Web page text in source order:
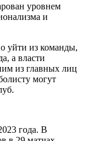
уровнем
и
уйти из команды,
а власти
из главных лиц
могут
года. В